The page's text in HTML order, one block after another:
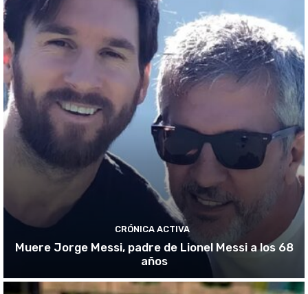
CRÓNICA ACTIVA
Muere Jorge Messi, padre de Lionel Messi a los 68
años